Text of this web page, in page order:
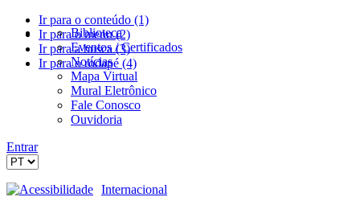
Ir para o conteúdo (1)
Ir para o menu (2)
Ir para a busca (3)
Ir para o rodapé (4)
Biblioteca
Eventos / Certificados
Notícias
Mapa Virtual
Mural Eletrônico
Fale Conosco
Ouvidoria
Entrar
Acessibilidade Internacional